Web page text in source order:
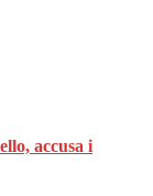
accusa i